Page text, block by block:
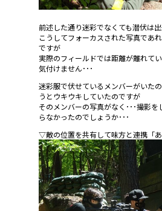
前述した通り迷彩でなくても潜伏は出
こうしてフォーカスされた写真であ
ですが
実際のフィールドでは距離が離れて
気付けません･･･
迷彩服で伏せているメンバーがいた
うとウキウキしていたのですが
そのメンバーの写真がなく･･･撮影
らなかったのでしょうか･･･
▽敵の位置を共有して味方と連携「あ